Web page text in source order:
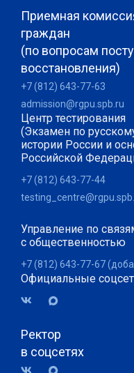
Приемная
граждан
(по вопросам
восстановления)
+7 (812) 643-77-63
admission@rgpu.spb.ru
Центр тестирования
(Экзамен по
истории России и
Российской
+7 (812) 643-77-44
Управление по
с общественностью
+7 (812) 643-77-67
Официальные
Ректор
в соцсетях